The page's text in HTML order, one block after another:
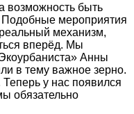
возможность быть
Подобные мероприятия
механизм,
вперёд. Мы
Анны
в тему важное зерно.
у нас появился
обязательно